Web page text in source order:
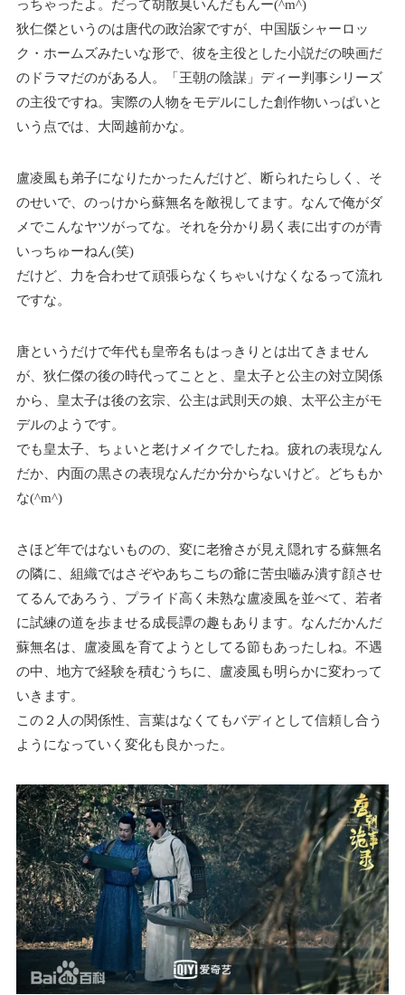
っちゃったよ。だって胡散臭いんだもんー(^m^)
狄仁傑というのは唐代の政治家ですが、中国版シャーロッ
ク・ホームズみたいな形で、彼を主役とした小説だの映画だ
のドラマだのがある人。「王朝の陰謀」ディー判事シリーズ
の主役ですね。実際の人物をモデルにした創作物いっぱいと
いう点では、大岡越前かな。
盧凌風も弟子になりたかったんだけど、断られたらしく、そ
のせいで、のっけから蘇無名を敵視してます。なんで俺がダ
メでこんなヤツがってな。それを分かり易く表に出すのが青
いっちゅーねん(笑)
だけど、力を合わせて頑張らなくちゃいけなくなるって流れ
ですな。
唐というだけで年代も皇帝名もはっきりとは出てきません
が、狄仁傑の後の時代ってことと、皇太子と公主の対立関係
から、皇太子は後の玄宗、公主は武則天の娘、太平公主がモ
デルのようです。
でも皇太子、ちょいと老けメイクでしたね。疲れの表現なん
だか、内面の黒さの表現なんだか分からないけど。どちもか
な(^m^)
さほど年ではないものの、変に老獪さが見え隠れする蘇無名
の隣に、組織ではさぞやあちこちの爺に苦虫嚙み潰す顔させ
てるんであろう、プライド高く未熟な盧凌風を並べて、若者
に試練の道を歩ませる成長譚の趣もあります。なんだかんだ
蘇無名は、盧凌風を育てようとしてる節もあったしね。不遇
の中、地方で経験を積むうちに、盧凌風も明らかに変わって
いきます。
この２人の関係性、言葉はなくてもバディとして信頼し合う
ようになっていく変化も良かった。